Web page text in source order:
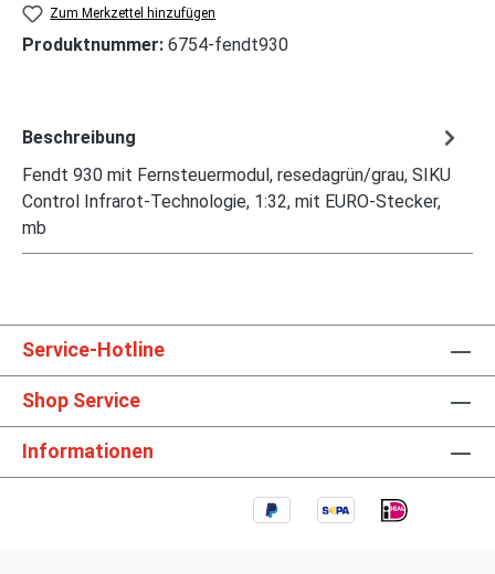
Zum Merkzettel hinzufügen
Produktnummer: 6754-fendt930
Beschreibung
Fendt 930 mit Fernsteuermodul, resedagrün/grau, SIKU
Control Infrarot-Technologie, 1:32, mit EURO-Stecker,
mb
Service-Hotline
Shop Service
Informationen